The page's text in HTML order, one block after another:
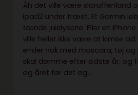
Åh det ville være slaraffenland
ipad2 under træet. Et Garmin
tænde julelysene. Eller en
ville heller ikke være at kimse ad.
ender nok med mascara, tøj og
skal dømme efter sidste år, og
og året før det og…